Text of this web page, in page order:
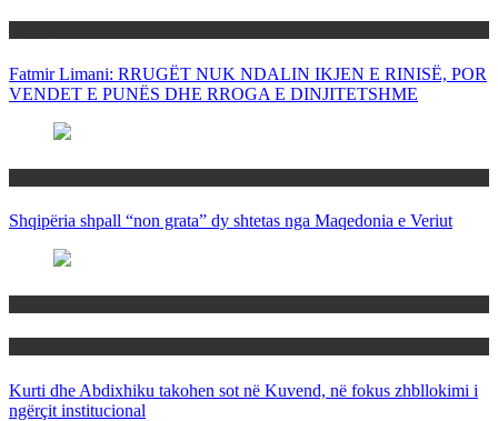
Fatmir Limani: RRUGËT NUK NDALIN IKJEN E RINISË, POR
VENDET E PUNËS DHE RROGA E DINJITETSHME
Shqipëria shpall “non grata” dy shtetas nga Maqedonia e Veriut
Kurti dhe Abdixhiku takohen sot në Kuvend, në fokus zhbllokimi i
ngërçit institucional